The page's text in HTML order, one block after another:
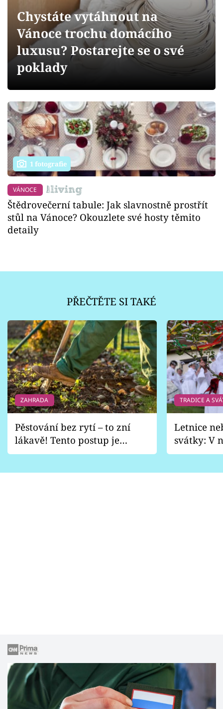
Přihlášení
Sledujte nás
Chystáte vytáhnout na
Vánoce trochu domácího
luxusu? Postarejte se o své
poklady
1 fotografie
VÁNOCE
Štědrovečerní tabule: Jak slavnostně prostřít
stůl na Vánoce? Okouzlete své hosty těmito
detaily
PŘEČTĚTE SI TAKÉ
ZAHRADA
Pěstování bez rytí – to zní
lákavě! Tento postup je
vhodný jen pro některé
TRADICE A
Letnice
svátky: V
pondělí